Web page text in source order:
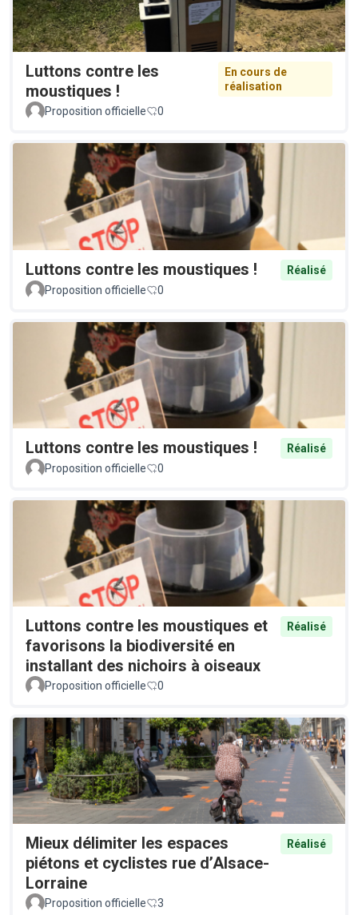
Luttons contre les
moustiques !
En cours de
réalisation
Proposition officielle
0
Luttons contre les moustiques !
Réalisé
Proposition officielle
0
Luttons contre les moustiques !
Réalisé
Proposition officielle
0
Luttons contre les moustiques et
favorisons la biodiversité en
installant des nichoirs à oiseaux
Réalisé
Proposition officielle 0
Mieux délimiter les espaces
piétons et cyclistes rue d’Alsace-
Lorraine
Réalisé
Proposition officielle 3